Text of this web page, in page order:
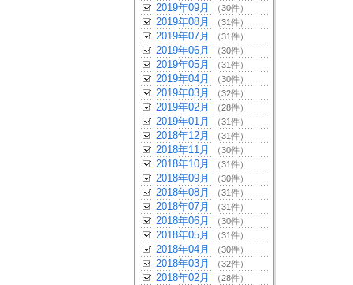
2019年09月 （30件）
2019年08月 （31件）
2019年07月 （31件）
2019年06月 （30件）
2019年05月 （31件）
2019年04月 （30件）
2019年03月 （32件）
2019年02月 （28件）
2019年01月 （31件）
2018年12月 （31件）
2018年11月 （30件）
2018年10月 （31件）
2018年09月 （30件）
2018年08月 （31件）
2018年07月 （31件）
2018年06月 （30件）
2018年05月 （31件）
2018年04月 （30件）
2018年03月 （32件）
2018年02月 （28件）